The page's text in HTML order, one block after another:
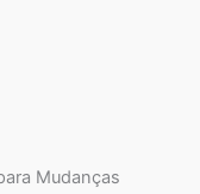
Mudanças